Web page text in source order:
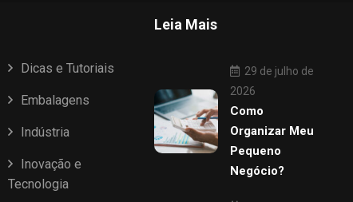
Dicas e Tutoriais
Embalagens
Indústria
Inovação e
Tecnologia
Leia Mais
29 de julho de
2026
Como
Organizar Meu
Pequeno
Negócio?